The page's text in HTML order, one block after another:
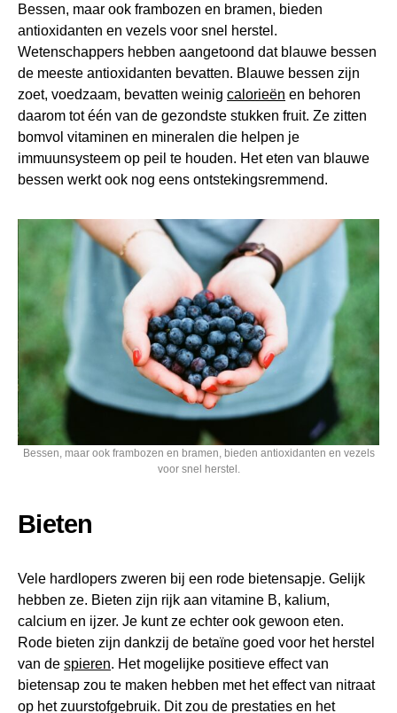
Bessen, maar ook frambozen en bramen, bieden
antioxidanten en vezels voor snel herstel.
Wetenschappers hebben aangetoond dat blauwe bessen
de meeste antioxidanten bevatten. Blauwe bessen zijn
zoet, voedzaam, bevatten weinig calorieën en behoren
daarom tot één van de gezondste stukken fruit. Ze zitten
bomvol vitaminen en mineralen die helpen je
immuunsysteem op peil te houden. Het eten van blauwe
bessen werkt ook nog eens ontstekingsremmend.
Bessen, maar ook frambozen en bramen, bieden antioxidanten en vezels
voor snel herstel.
Bieten
Vele hardlopers zweren bij een rode bietensapje. Gelijk
hebben ze. Bieten zijn rijk aan vitamine B, kalium,
calcium en ijzer. Je kunt ze echter ook gewoon eten.
Rode bieten zijn dankzij de betaïne goed voor het herstel
van de spieren. Het mogelijke positieve effect van
bietensap zou te maken hebben met het effect van nitraat
op het zuurstofgebruik. Dit zou de prestaties en het